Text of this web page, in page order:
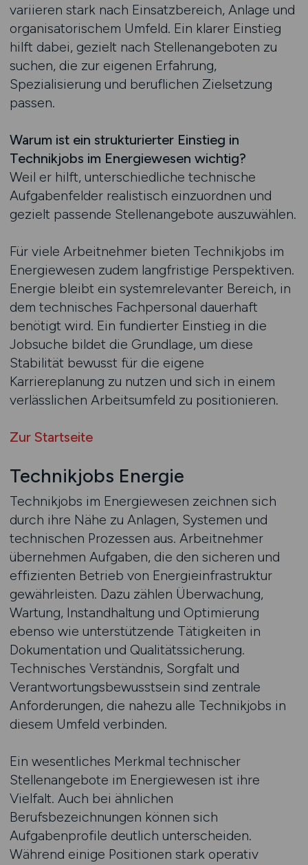
variieren stark nach Einsatzbereich, Anlage und
organisatorischem Umfeld. Ein klarer Einstieg
hilft dabei, gezielt nach Stellenangeboten zu
suchen, die zur eigenen Erfahrung,
Spezialisierung und beruflichen Zielsetzung
passen.
Warum ist ein strukturierter Einstieg in
Technikjobs im Energiewesen wichtig?
Weil er hilft, unterschiedliche technische
Aufgabenfelder realistisch einzuordnen und
gezielt passende Stellenangebote auszuwählen.
Für viele Arbeitnehmer bieten Technikjobs im
Energiewesen zudem langfristige Perspektiven.
Energie bleibt ein systemrelevanter Bereich, in
dem technisches Fachpersonal dauerhaft
benötigt wird. Ein fundierter Einstieg in die
Jobsuche bildet die Grundlage, um diese
Stabilität bewusst für die eigene
Karriereplanung zu nutzen und sich in einem
verlässlichen Arbeitsumfeld zu positionieren.
Zur Startseite
Technikjobs Energie
Technikjobs im Energiewesen zeichnen sich
durch ihre Nähe zu Anlagen, Systemen und
technischen Prozessen aus. Arbeitnehmer
übernehmen Aufgaben, die den sicheren und
effizienten Betrieb von Energieinfrastruktur
gewährleisten. Dazu zählen Überwachung,
Wartung, Instandhaltung und Optimierung
ebenso wie unterstützende Tätigkeiten in
Dokumentation und Qualitätssicherung.
Technisches Verständnis, Sorgfalt und
Verantwortungsbewusstsein sind zentrale
Anforderungen, die nahezu alle Technikjobs in
diesem Umfeld verbinden.
Ein wesentliches Merkmal technischer
Stellenangebote im Energiewesen ist ihre
Vielfalt. Auch bei ähnlichen
Berufsbezeichnungen können sich
Aufgabenprofile deutlich unterscheiden.
Während einige Positionen stark operativ